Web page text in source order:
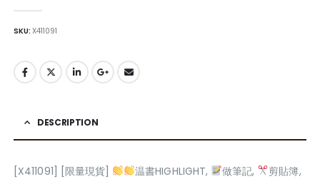
SKU:X411091
DESCRIPTION
[X411091] [限量現貨] 温書HIGHLIGHT, 做筆記,
剪貼簿,